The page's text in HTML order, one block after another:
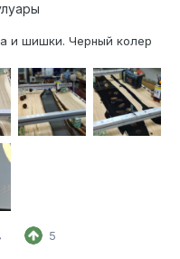
и шишки. Черный колер
5